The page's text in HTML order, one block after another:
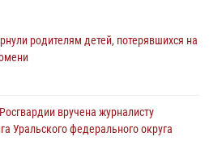
почтили память генерала
в радиоэфире напомнил гражданам о
оружием
родителям детей, потерявшихся на
вручена журналисту
Уральского федерального округа